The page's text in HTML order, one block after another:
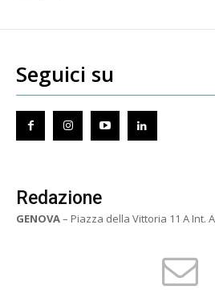
Seguici su
Redazione
GENOVA– Piazza della Vittoria 11 A Int.